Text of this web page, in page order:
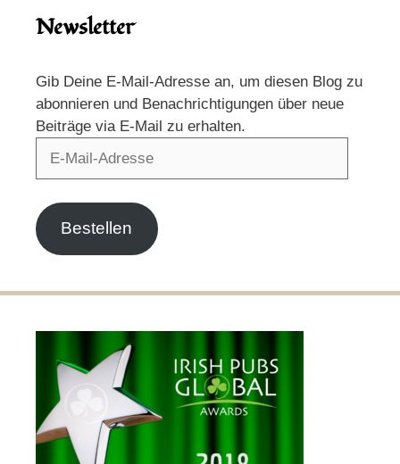
Newsletter
Gib Deine E-Mail-Adresse an, um diesen Blog zu
abonnieren und Benachrichtigungen über neue
Beiträge via E-Mail zu erhalten.
Bestellen